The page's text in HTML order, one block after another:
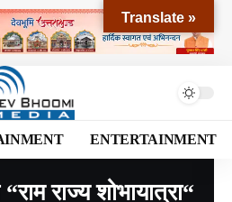
ENTERTAINMENT
>UTTARAKHAND>DEHRADUN>
राज्य शोभायात्रा“
Translate »